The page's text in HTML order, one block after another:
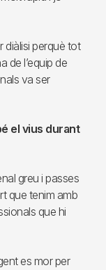
diàlisi perquè tot
de l’equip de
va ser
el vius durant
greu i passes
que tenim amb
que hi
es mor per